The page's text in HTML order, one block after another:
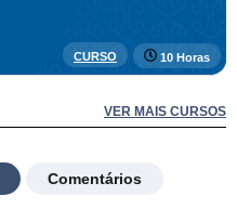
CURSO 10 Horas
VER MAIS CURSOS
Comentários